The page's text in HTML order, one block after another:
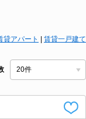
貸アパート 賃貸一戸建て